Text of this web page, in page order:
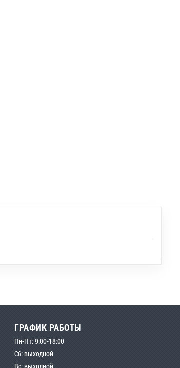
ГРАФИК РАБОТЫ
Пн-Пт: 9:00-18:00
Сб: выходной
Вс: выходной